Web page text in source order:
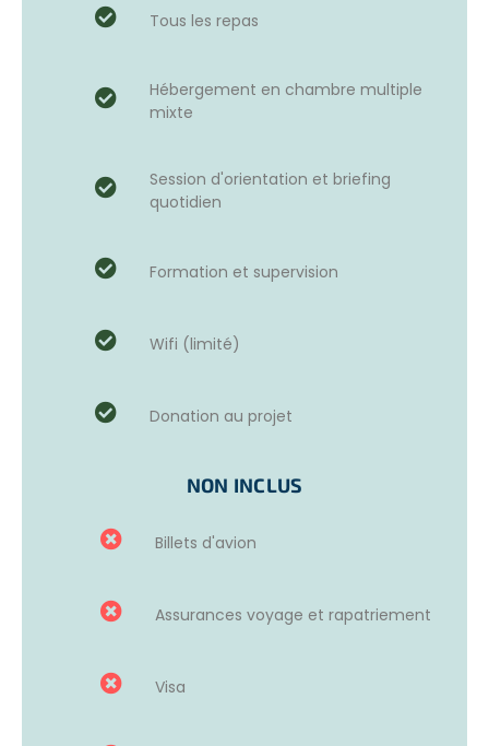
technique mais aussi d’assistants est sur place pour venir
Un tel refuge demande beaucoup de fonds et du
TEMPS DES VOLONTAIRES
Sri Lanka travaille​nt à du lundi au vendredi​
nt aux diverses tâches quotidiennes au sein du refuge :
Sortir et promener les nombreux chiens handicapés
Couper les ongles et nettoyer les oreilles.
Apporter de l’aide pour l’administration de
médicaments​.
Le prix du projet inclusune donation permettant
Deux coordinatrices françaises
Tous les repas
Hébergement en chambre multiple
mixte
Session d'orientation et briefing
quotidien
Formation et supervision
Wifi (limité)
Donation au projet
NON INCLUS
Billets d'avion
Assurances voyage et rapatriement
Visa